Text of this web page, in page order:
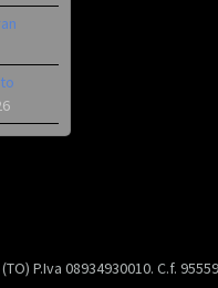
P.Iva 08934930010. C.f.